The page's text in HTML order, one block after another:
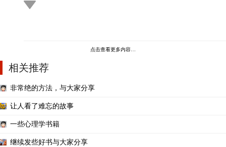
点击查看更多内容…
相关推荐
非常绝的方法，与大家分享
让人看了难忘的故事
一些心理学书籍
继续发些好书与大家分享